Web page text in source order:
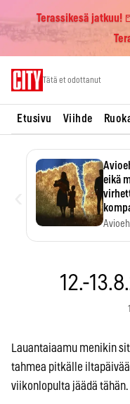
Terassikesä jatkuu!
Tätä et odottanut
Etusivu Viihde
eikä
12.-
Lauantaiaamu menikin
tahmea pitkälle
viikonlopulta jäädä tähän.